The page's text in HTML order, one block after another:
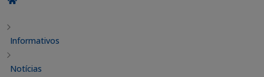
Informativos
Notícias